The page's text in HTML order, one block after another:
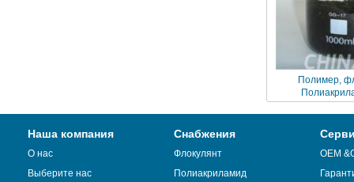
Полимер,
Наша компания
О нас
Выберите нас
Снабжения
Флокулянт
Полиакриламид
OEM